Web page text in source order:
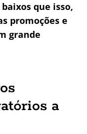
que isso,
promoções e
grande
a